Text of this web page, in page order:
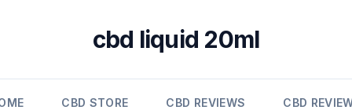
cbd liquid 20ml
CBD STORE CBD REVIEWS CBD